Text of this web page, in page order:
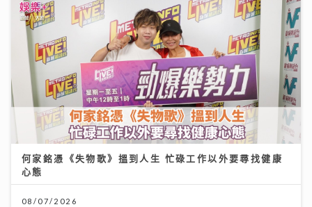
何家銘憑《失物歌》搵到人生 忙碌工作以外要尋找健康
心態
08/07/2026